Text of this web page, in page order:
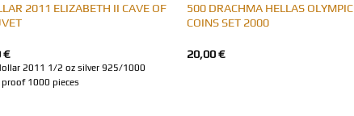
2011 ELIZABETH II CAVE OF
€
2011 1/2 oz silver 925/1000
1000 pieces
500 DRACHMA HELLAS OLYMPIC
COINS SET 2000
20,00€